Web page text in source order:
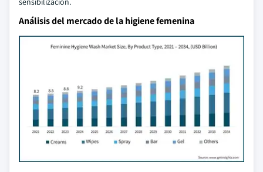
Análisis del mercado de la higiene femenina